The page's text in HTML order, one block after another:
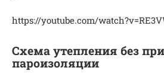
https://youtube.com/
Схема утепления без
пароизоляции